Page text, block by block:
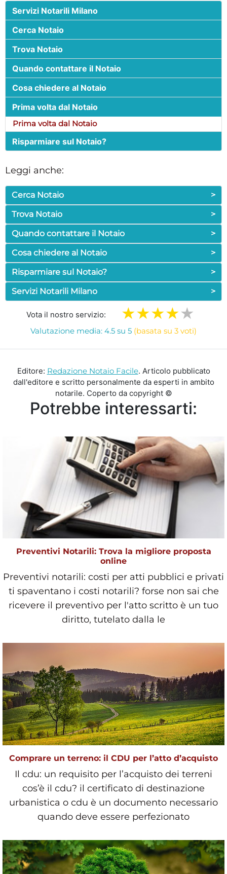
Servizi Notarili Milano
Cerca Notaio
Trova Notaio
Quando contattare il Notaio
Cosa chiedere al Notaio
Prima volta dal Notaio
Prima volta dal Notaio
Risparmiare sul Notaio?
Leggi anche:
Cerca Notaio
>
Trova Notaio
>
Quando contattare il Notaio
>
Cosa chiedere al Notaio
>
Risparmiare sul Notaio?
>
Servizi Notarili Milano
>
Vota il nostro servizio:
Valutazione media: 4.5 su 5 (basata su 3 voti)
Editore: Redazione Notaio Facile. Articolo pubblicato
dall'editore e scritto personalmente da esperti in ambito
notarile. Coperto da copyright ©
Potrebbe interessarti:
Preventivi Notarili: Trova la migliore proposta
online
Preventivi notarili: costi per atti pubblici e privati
ti spaventano i costi notarili? forse non sai che
ricevere il preventivo per l'atto scritto è un tuo
diritto, tutelato dalla le
Comprare un terreno: il CDU per l’atto d’acquisto
Il cdu: un requisito per l’acquisto dei terreni
cos’è il cdu? il certificato di destinazione
urbanistica o cdu è un documento necessario
quando deve essere perfezionato